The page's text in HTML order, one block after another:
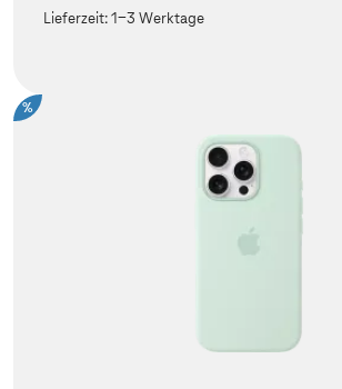
Lieferzeit:1-3 Werktage
%